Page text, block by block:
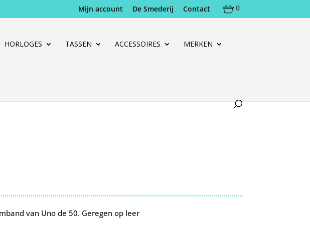
Mijn account De Smederij Contact 0
HORLOGES TASSEN ACCESSOIRES MERKEN
Producten
van Uno de 50. Geregen op leer